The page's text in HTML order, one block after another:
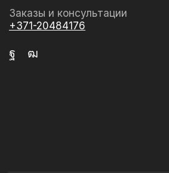
Заказы и консультации
+371-20484176